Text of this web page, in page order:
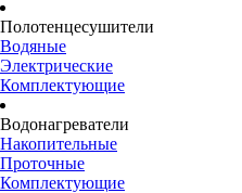
Полотенцесушители
Водяные
Электрические
Комплектующие
Водонагреватели
Накопительные
Проточные
Комплектующие